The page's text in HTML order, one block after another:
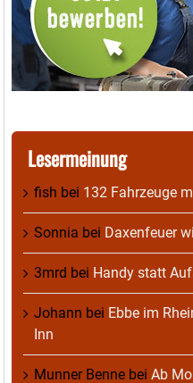
Lesermeinung
fish bei 132 Fahrzeuge
Sonnia bei Daxenfeuer
3mrd bei Handy statt
Johann bei Ebbe im
Inn
Munner Benne bei Ab